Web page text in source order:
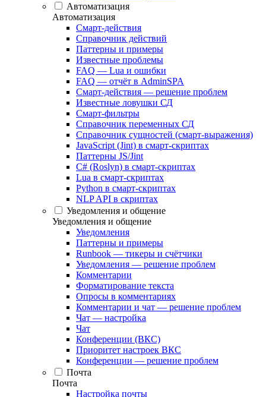
Автоматизация
Автоматизация
Смарт-действия
Справочник действий
Паттерны и примеры
Известные проблемы
FAQ — Lua и ошибки
FAQ — отчёт в AdminSPA
Смарт-действия — решение проблем
Известные ловушки СД
Смарт-фильтры
Справочник переменных СД
Справочник сущностей (смарт-выражения)
JavaScript (Jint) в смарт-скриптах
Паттерны JS/Jint
C# (Roslyn) в смарт-скриптах
Lua в смарт-скриптах
Python в смарт-скриптах
NLP API в скриптах
Уведомления и общение
Уведомления и общение
Уведомления
Паттерны и примеры
Runbook — тикеры и счётчики
Уведомления — решение проблем
Комментарии
Форматирование текста
Опросы в комментариях
Комментарии и чат — решение проблем
Чат — настройка
Чат
Конференции (ВКС)
Приоритет настроек ВКС
Конференции — решение проблем
Почта
Почта
Настройка почты